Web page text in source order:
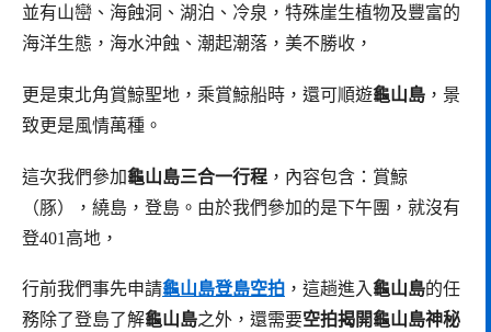
並有山巒、海蝕洞、湖泊、冷泉，特殊崖生植物及豐富的
海洋生態，海水沖蝕、潮起潮落，美不勝收，
更是東北角賞鯨聖地，乘賞鯨船時，還可順遊龜山島 ，景
致更是風情萬種。
這次我們參加龜山島三合一行程 ，內容包含：賞鯨
（豚），繞島，登島。由於我們參加的是下午團，就沒有
登401高地，
行前我們事先申請龜山島登島空拍 ，這趟進入龜山島的任
務除了登島了解龜山島之外，還需要空拍揭開龜山島神秘